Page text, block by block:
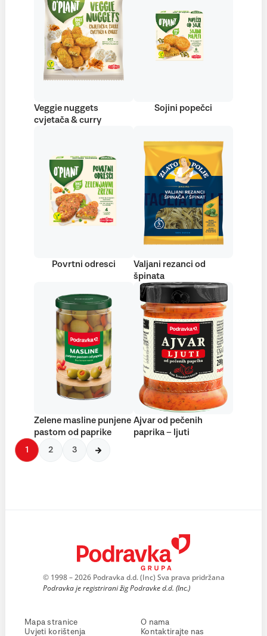
Veggie nuggets
cvjetača & curry
Sojini popečci
Povrtni odresci
Valjani rezanci od
špinata
Zelene masline punjene
pastom od paprike
Ajvar od pečenih
paprika – ljuti
1 2 3
© 1998 – 2026 Podravka d.d. (Inc) Sva prava pridržana
Podravka je registrirani žig Podravke d.d. (Inc.)
Mapa stranice
Uvjeti korištenja
O nama
Kontaktirajte nas